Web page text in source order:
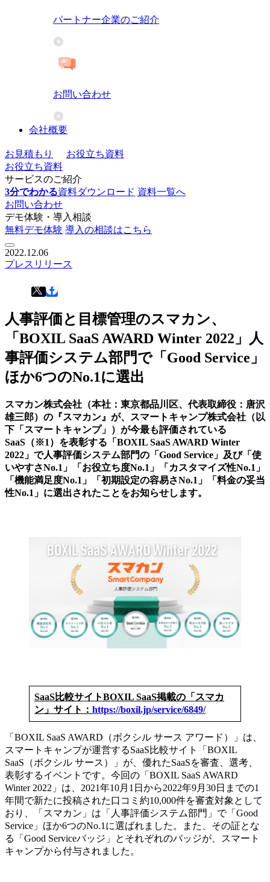
パートナー企業のご紹介
お問い合わせ
会社概要
お見積もり
お役立ち資料
お役立ち資料
サービスのご紹介
3分でわかる資料ダウンロード 資料一覧へ
お問い合わせ
デモ体験・導入相談
無料デモ体験 導入の相談はこちら
2022.12.06
プレスリリース
人事評価と目標管理のスマカン、
「BOXIL SaaS AWARD Winter 2022」人
事評価システム部門で「Good Service」
ほか6つのNo.1に選出
スマカン株式会社（本社：東京都品川区、代表取締役：唐沢
雄三郎）の『スマカン』が、スマートキャンプ株式会社（以
下「スマートキャンプ」）が今最も評価されている
SaaS（※1）を表彰する「BOXIL SaaS AWARD Winter
2022」で人事評価システム部門の「Good Service」及び「使
いやすさNo.1」「お役立ち度No.1」「カスタマイズ性No.1」
「機能満足度No.1」「初期設定の容易さNo.1」「料金の妥当
性No.1」に選出されたことをお知らせします。
SaaS比較サイトBOXIL SaaS掲載の「スマカ
ン」サイト： https://boxil.jp/service/6849/
「BOXIL SaaS AWARD（ボクシル サース アワード）」は、
スマートキャンプが運営するSaaS比較サイト「BOXIL
SaaS（ボクシル サース）」が、優れたSaaSを審査、選考、
表彰するイベントです。今回の「BOXIL SaaS AWARD
Winter 2022」は、2021年10月1日から2022年9月30日までの1
年間で新たに投稿された口コミ約10,000件を審査対象として
おり、「スマカン」は「人事評価システム部門」で「Good
Service」ほか6つのNo.1に選ばれました。また、その証とな
る「Good Serviceバッジ」とそれぞれのバッジが、スマート
キャンプから付与されました。